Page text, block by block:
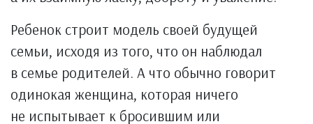
Ребенок строит модель своей будущей
семьи, исходя из того, что он наблюдал
в семье родителей. А что обычно говорит
одинокая женщина, которая ничего
не испытывает к бросившим или